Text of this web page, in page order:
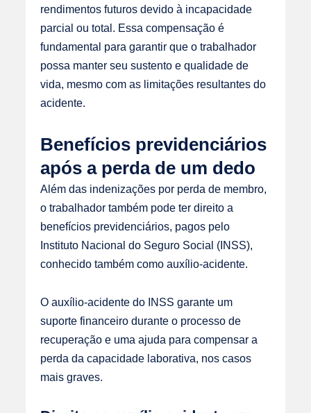
rendimentos futuros devido à incapacidade
parcial ou total. Essa compensação é
fundamental para garantir que o trabalhador
possa manter seu sustento e qualidade de
vida, mesmo com as limitações resultantes do
acidente.
Benefícios previdenciários
após a perda de um dedo
Além das indenizações por perda de membro,
o trabalhador também pode ter direito a
benefícios previdenciários, pagos pelo
Instituto Nacional do Seguro Social (INSS)
conhecido também como auxílio-acidente.
O auxílio-acidente do INSS garante um
suporte financeiro durante o processo de
recuperação e uma ajuda para compensar a
perda da capacidade laborativa, nos casos
mais graves.